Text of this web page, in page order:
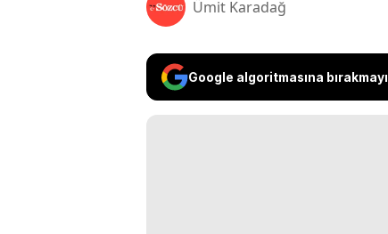
Ümit Karadağ
Google algoritmasına